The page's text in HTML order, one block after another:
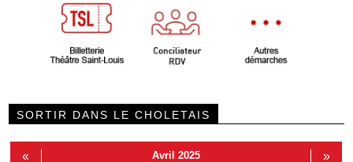
SORTIR DANS LE CHOLETAIS
« Avril 2025 »